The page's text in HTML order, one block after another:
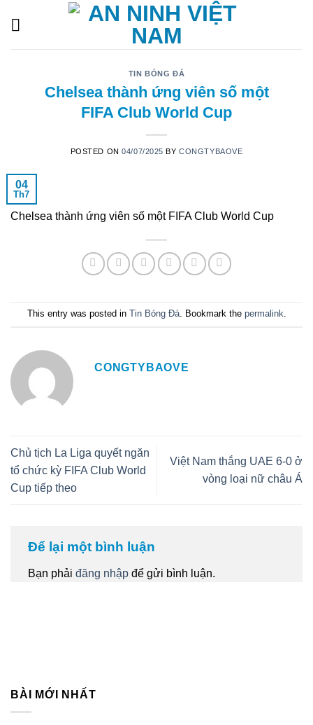
TIN BÓNG ĐÁ
Chelsea thành ứng viên số một
FIFA Club World Cup
POSTED ON04/07/2025 BYCONGTYBAOVE
04
Th7
Chelsea thành ứng viên số một FIFA Club World Cup
This entry was posted in Tin Bóng Đá. Bookmark the permalink
CONGTYBAOVE
Chủ tịch La Liga quyết ngăn
tổ chức kỳ FIFA Club World
Cup tiếp theo
Việt Nam thắng UAE 6-0 ở
vòng loại nữ châu Á
Để lại một bình luận
Bạn phải đăng nhập để gửi bình luận.
BÀI MỚI NHẤT